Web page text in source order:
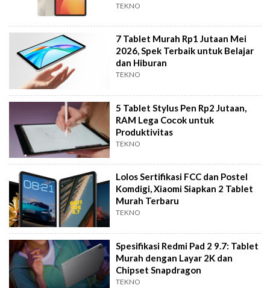
TEKNO
7 Tablet Murah Rp1 Jutaan Mei
2026, Spek Terbaik untuk Belajar
dan Hiburan
TEKNO
5 Tablet Stylus Pen Rp2 Jutaan,
RAM Lega Cocok untuk
Produktivitas
TEKNO
Lolos Sertifikasi FCC dan Postel
Komdigi, Xiaomi Siapkan 2 Tablet
Murah Terbaru
TEKNO
Spesifikasi Redmi Pad 2 9.7: Tablet
Murah dengan Layar 2K dan
Chipset Snapdragon
TEKNO